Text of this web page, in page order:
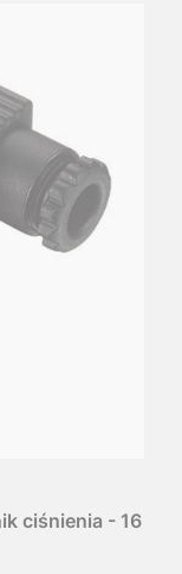
ciśnienia - 16